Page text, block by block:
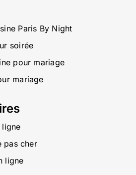
Paris By Night
soirée
pour mariage
mariage
ligne
pas cher
ligne